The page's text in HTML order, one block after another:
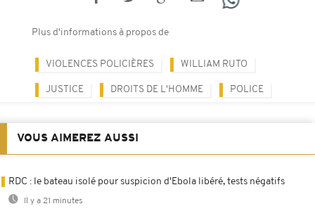
Plus d'informations à propos de
VIOLENCES POLICIÈRES WILLIAM RUTO
JUSTICE DROITS DE L'HOMME POLICE
VOUS AIMEREZ AUSSI
RDC : le bateau isolé pour suspicion d'Ebola libéré, tests négatifs
Il y a 21 minutes